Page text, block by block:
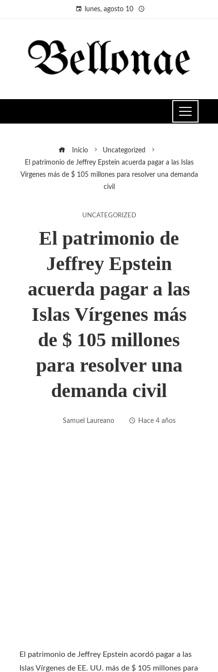
lunes, agosto 10
Inicio
Uncategorized
El patrimonio de Jeffrey Epstein acuerda pagar a las Islas
Vírgenes más de $ 105 millones para resolver una demanda
civil
UNCATEGORIZED
El patrimonio de
Jeffrey Epstein
acuerda pagar a las
Islas Vírgenes más
de $ 105 millones
para resolver una
demanda civil
Samuel Laureano Hace 4 años
El patrimonio de Jeffrey Epstein acordó pagar a las
Islas Vírgenes de EE. UU. más de $ 105 millones para